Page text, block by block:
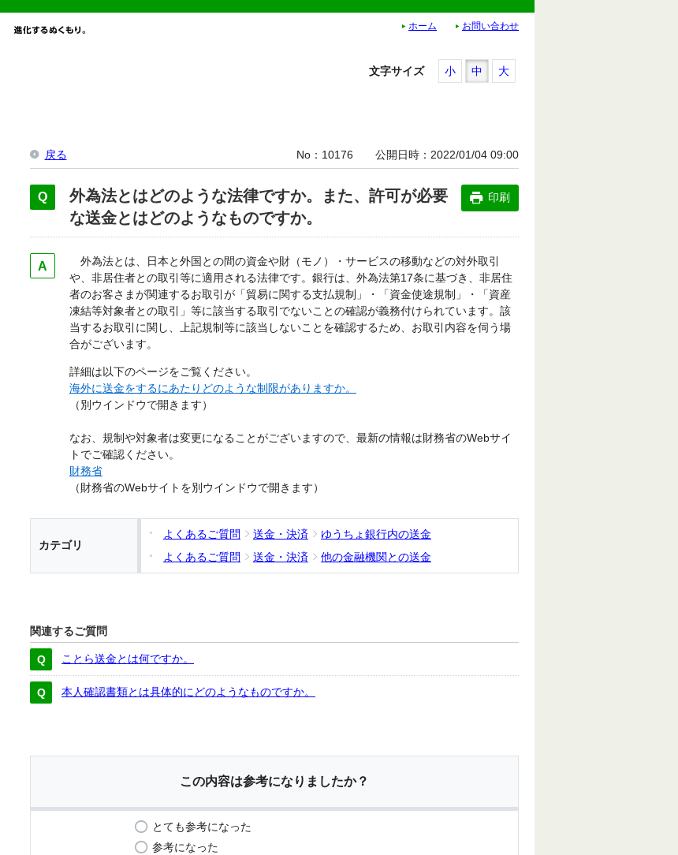
ホーム お問い合わせ
文字サイズ 小 中 大
戻る No 10176 公開日時 2022/01/04 09:00
外為法とはどのような法律ですか。また、許可が必要
な送金とはどのようなものですか。
印刷
外為法とは、日本と外国との間の資金や財（モノ）・サービスの移動などの対外取引
や、非居住者との取引等に適用される法律です。銀行は、外為法第17条に基づき、非居住
者のお客さまが関連するお取引が「貿易に関する支払規制」・「資金使途規制」・「資産
凍結等対象者との取引」等に該当する取引でないことの確認が義務付けられています。該
当するお取引に関し、上記規制等に該当しないことを確認するため、お取引内容を伺う場
合がございます。
詳細は以下のページをご覧ください。
海外に送金をするにあたりどのような制限がありますか。
（別ウインドウで開きます）
なお、規制や対象者は変更になることがございますので、最新の情報は財務省のWebサイ
トでご確認ください。
財務省
（財務省のWebサイトを別ウインドウで開きます）
カテゴリ
よくあるご質問 送金・決済
ゆうちょ銀行内の送金
よくあるご質問
送金・決済 他の金融機関との送金
関連するご質問
ことら送金とは何ですか。
本人確認書類とは具体的にどのようなものですか。
この内容は参考になりましたか？
とても参考になった
参考になった